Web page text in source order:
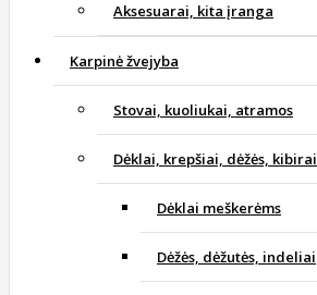
Aksesuarai, kita įranga
Karpinė žvejyba
Stovai, kuoliukai, atramos
Dėklai, krepšiai, dėžės, kibirai
Dėklai meškerėms
Dėžės, dėžutės, indeliai